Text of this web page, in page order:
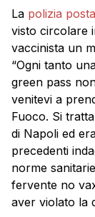
La polizia
visto circolare
vaccinista un
“Ogni tanto
green pass
venitevi a
Fuoco. Si
di Napoli ed
precedenti
norme
fervente no
aver violato la